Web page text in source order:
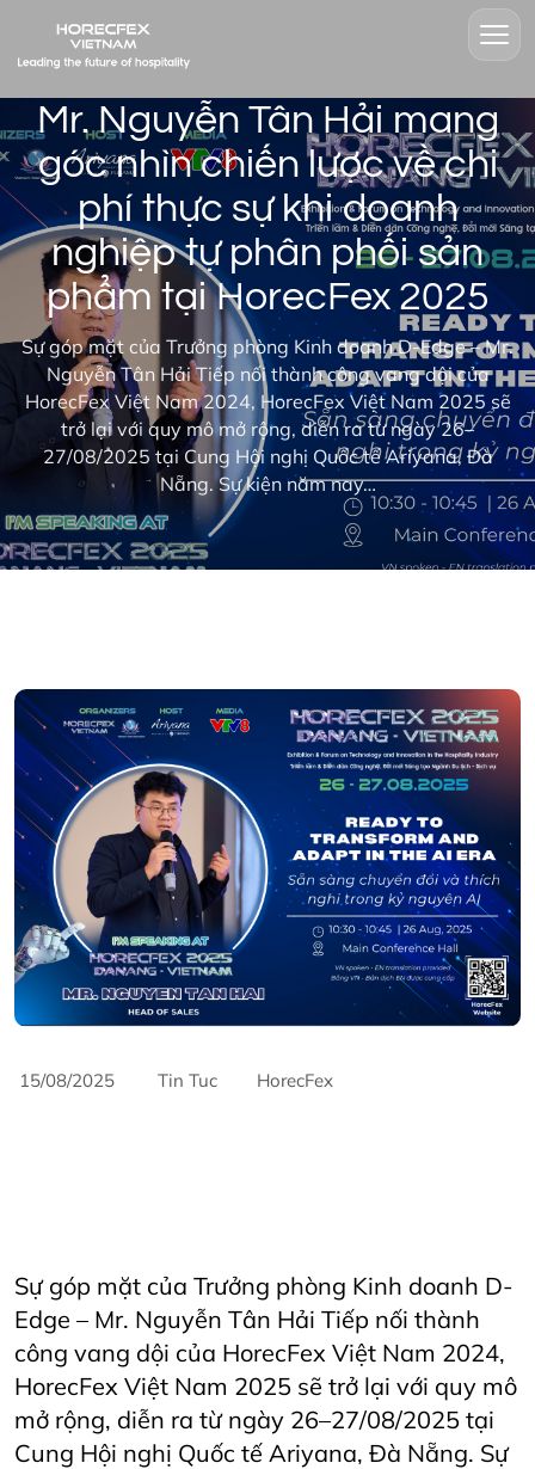
Mr. Nguyễn Tân Hải mang
góc nhìn chiến lược về chi
phí thực sự khi doanh
nghiệp tự phân phối sản
phẩm tại HorecFex 2025
Sự góp mặt của Trưởng phòng Kinh doanh D-Edge – Mr.
Nguyễn Tân Hải Tiếp nối thành công vang dội của
HorecFex Việt Nam 2024, HorecFex Việt Nam 2025 sẽ
trở lại với quy mô mở rộng, diễn ra từ ngày 26–
27/08/2025 tại Cung Hội nghị Quốc tế Ariyana, Đà
Nẵng. Sự kiện năm nay…
15/08/2025 Tin Tuc HorecFex
Sự góp mặt của Trưởng phòng Kinh doanh D-
Edge – Mr. Nguyễn Tân Hải Tiếp nối thành
công vang dội của HorecFex Việt Nam 2024,
HorecFex Việt Nam 2025 sẽ trở lại với quy mô
mở rộng, diễn ra từ ngày 26–27/08/2025 tại
Cung Hội nghị Quốc tế Ariyana, Đà Nẵng. Sự